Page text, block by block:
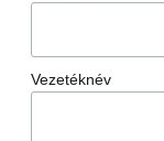
Vezetéknév